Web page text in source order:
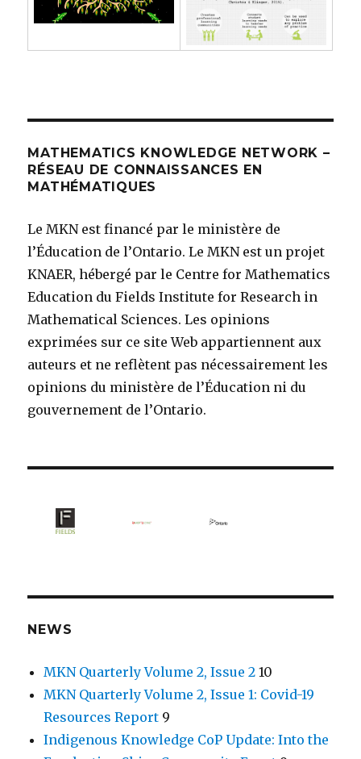
MATHEMATICS KNOWLEDGE NETWORK –
RÉSEAU DE CONNAISSANCES EN
MATHÉMATIQUES
Le MKN est financé par le ministère de
l’Éducation de l’Ontario. Le MKN est un projet
KNAER, hébergé par le Centre for Mathematics
Education du Fields Institute for Research in
Mathematical Sciences. Les opinions
exprimées sur ce site Web appartiennent aux
auteurs et ne reflètent pas nécessairement les
opinions du ministère de l’Éducation ni du
gouvernement de l’Ontario.
NEWS
MKN Quarterly Volume 2, Issue 2 10
MKN Quarterly Volume 2, Issue 1: Covid-19
Resources Report 9
Indigenous Knowledge CoP Update: Into the